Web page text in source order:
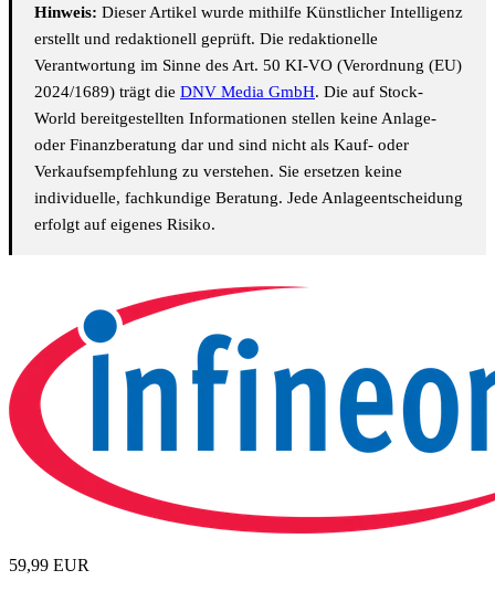
Hinweis: Dieser Artikel wurde mithilfe Künstlicher Intelligenz
erstellt und redaktionell geprüft. Die redaktionelle
Verantwortung im Sinne des Art. 50 KI-VO (Verordnung (EU)
2024/1689) trägt die DNV Media GmbH. Die auf Stock-
World bereitgestellten Informationen stellen keine Anlage-
oder Finanzberatung dar und sind nicht als Kauf- oder
Verkaufsempfehlung zu verstehen. Sie ersetzen keine
individuelle, fachkundige Beratung. Jede Anlageentscheidung
erfolgt auf eigenes Risiko.
59,99 EUR